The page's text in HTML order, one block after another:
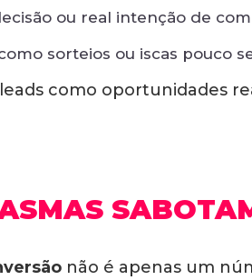
ou real intenção de
sorteios ou iscas pouco
como oportunidades
não é apenas um